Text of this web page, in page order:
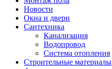
Новости
Окна и двери
Сантехника
Канализация
Водопровод
Система отопления
Строительные материалы